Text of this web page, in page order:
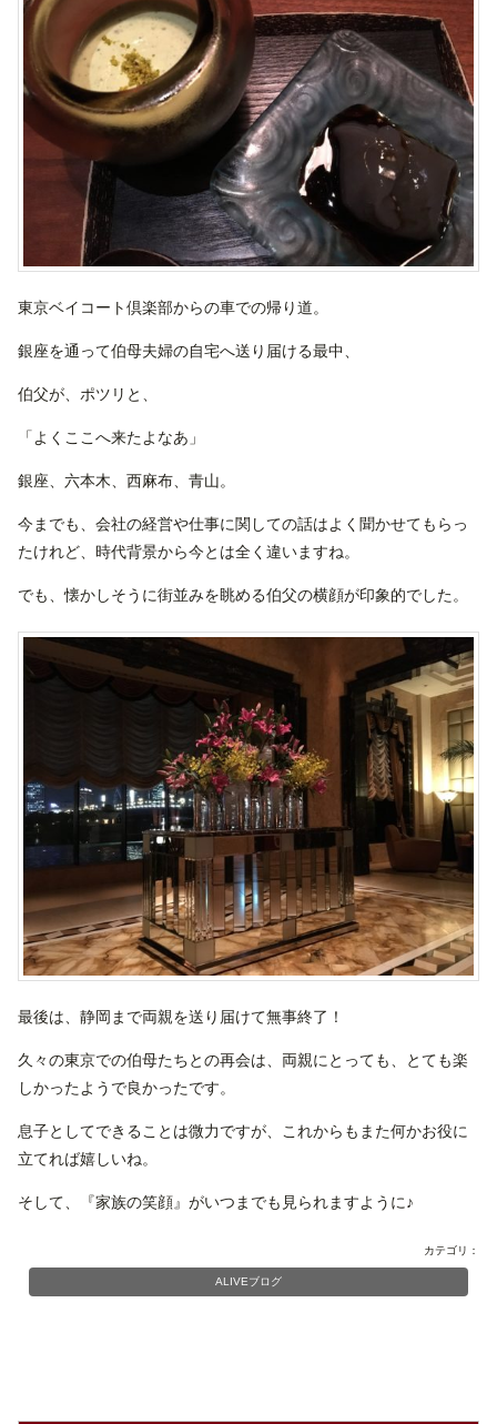
東京ベイコート倶楽部からの車での帰り道。
銀座を通って伯母夫婦の自宅へ送り届ける最中、
伯父が、ポツリと、
「よくここへ来たよなあ」
銀座、六本木、西麻布、青山。
今までも、会社の経営や仕事に関しての話はよく聞かせてもらっ
たけれど、時代背景から今とは全く違いますね。
でも、懐かしそうに街並みを眺める伯父の横顔が印象的でした。
最後は、静岡まで両親を送り届けて無事終了！
久々の東京での伯母たちとの再会は、両親にとっても、とても楽
しかったようで良かったです。
息子としてできることは微力ですが、これからもまた何かお役に
立てれば嬉しいね。
そして、『家族の笑顔』がいつまでも見られますように♪
カテゴリ：
ALIVEブログ